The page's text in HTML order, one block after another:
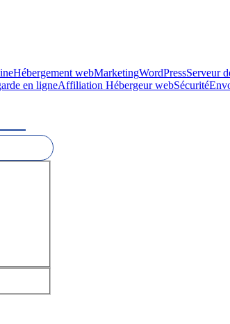
Hébergement webMarketingWordPressServeur
en ligneAffiliation Hébergeur webSécurité